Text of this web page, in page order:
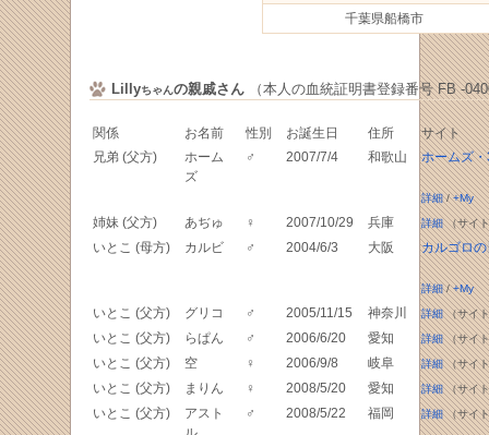
千葉県船橋市
Lillyちゃんの親戚さん（本人の血統証明書登録番号 FB -
関係 お名前 性別 お誕生日 住所
サイト
兄弟 (父方)
ホーム
ズ
♂ 2007/7/4 和歌山 ホームズ
詳細/+My
姉妹 (父方) あぢゅ ♀ 2007/10/29 兵庫 詳細（サイ
いとこ (母方) カルビ ♂ 2004/6/3 大阪 カルゴロの
詳細/+My
いとこ (父方) グリコ ♂ 2005/11/15 神奈川 詳細（サイ
いとこ (父方) らぱん ♂ 2006/6/20 愛知 詳細（サイ
いとこ (父方) 空 ♀ 2006/9/8 岐阜 詳細（サイ
いとこ (父方) まりん ♀ 2008/5/20 愛知 詳細（サイ
いとこ (父方)
アスト
♂ 2008/5/22 福岡 詳細（サイ